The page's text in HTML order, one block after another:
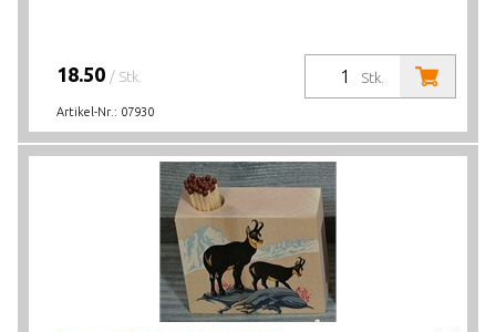
Stk.
18.50 / Stk.
Artikel-Nr.: 07930